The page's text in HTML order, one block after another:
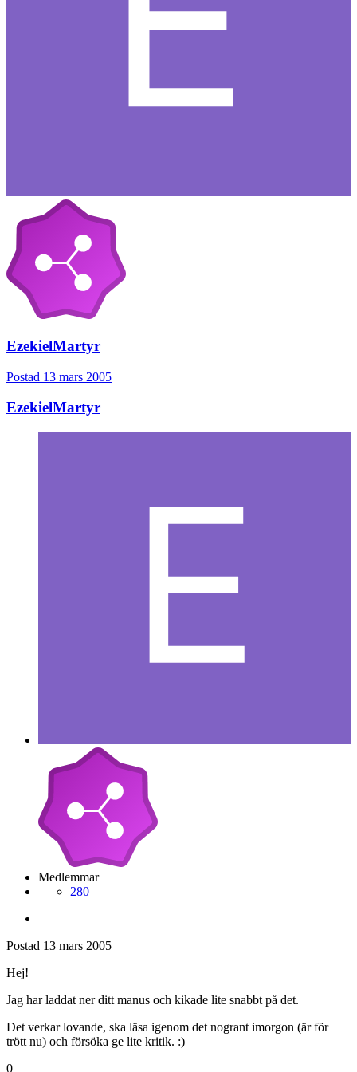
EzekielMartyr
Postad 13 mars 2005
EzekielMartyr
Medlemmar
280
Postad 13 mars 2005
Hej!
Jag har laddat ner ditt manus och kikade lite snabbt på det.
Det verkar lovande, ska läsa igenom det nogrant imorgon (är för
trött nu) och försöka ge lite kritik. :)
0